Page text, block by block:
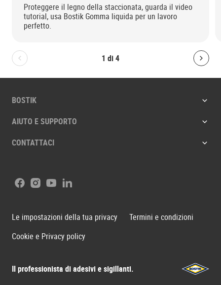
1 di4
Bolton.General.PreviousSlide
Proteggere il legno della staccionata, guarda il video
tutorial, usa Bostik Gomma liquida per un lavoro
perfetto.
BOSTIK
AIUTO E SUPPORTO
CONTATTACI
Il professionista di adesivi e sigillanti.
Facebook
Instagram
YoutubeLinkedIn
Le impostazioni della tua privacy
Termini e condizioni
Cookie e Privacy policy